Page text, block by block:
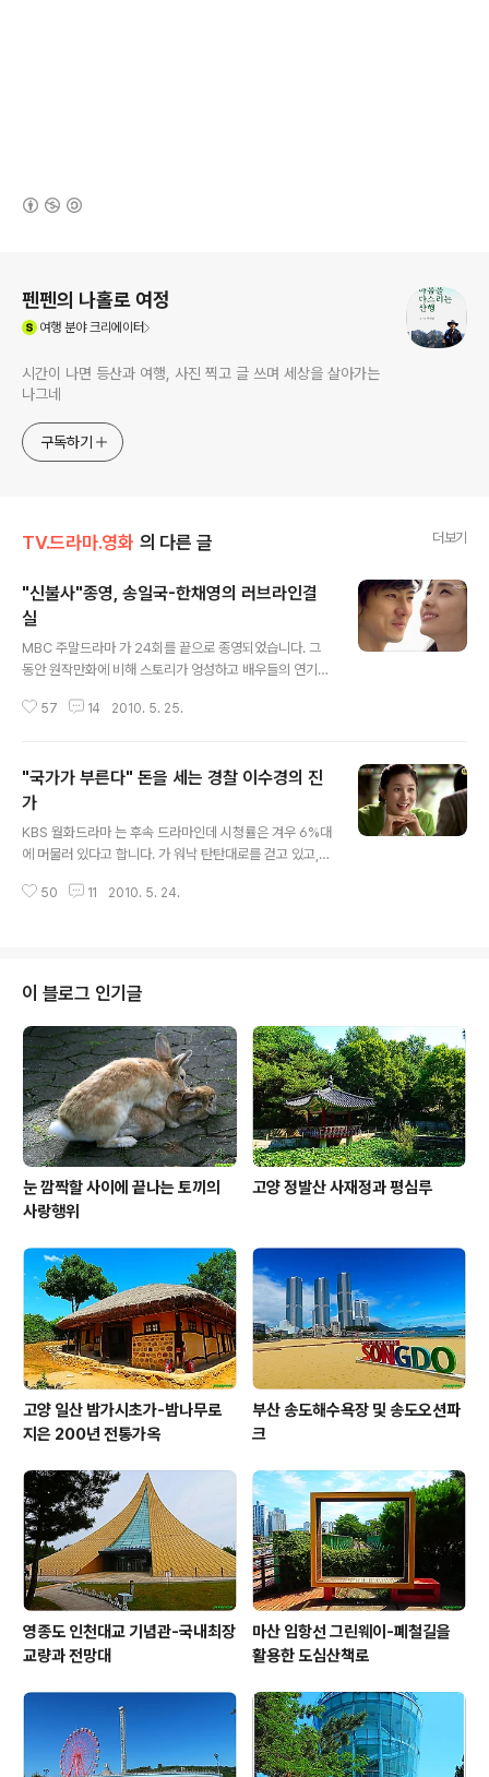
펜펜의 나홀로 여정
여행분야 크리에이터
시간이 나면 등산과 여행, 사진 찍고 글 쓰며 세상을 살아가는
나그네
구독하기
TV.드라마.영화 의 다른 글 더보기
"신불사"종영, 송일국-한채영의 러브라인결
실
MBC 주말드라마 가 24회를 끝으로 종영되었습니다. 그
동안 원작만화에 비해 스토리가 엉성하고 배우들의 연기가
끝에 우리사회에 권선징악적인 메시지를 던진 채 마무리되
장 안타까운 죽음은 최강타(마이클 킹, 피터팬/송읽구 분)
의 헤어진 여동생 서미수 형사(본명 최강희/추자연 분)입니
다. ▲ 아버지를 배신하고 정의의 편에 섰다 음독한 장미
장미(유인영 분)는 최강타의 아버지를 죽인 4인방 중 한 명
인 용비그룹 장용 회장(정한용 분)의 딸입니다. 강타가 마
이클이란 이름으로 나타나 용비그룹과 합작사업을 추진할
57 14 2010. 5. 25.
"국가가 부른다" 돈을 세는 경찰 이수경의 진
가
KBS 월화드라마 는 후속 드라마인데 시청률은 겨우 6%대
에 머물러 있다고 합니다. 가 워낙 탄탄대로를 걷고 있고,
동이 때문에 본방사수는 못하고 다시 보기를 하고 있는데
인물인지 볼까요. KBS 홈페이지의 등장인물란을 인용합니
다. 『"나랏돈이 곧 내 돈" 이란 좌우명을 몸소 실천하는 대
한민국 9급 순경. 모든 집안 물품은 지구대 생필품으로 해
결하고, 서로 좋은 게 좋은 거라는 상부상조 정신을 되새기
며 사사로운 민원을 개인적으로 해결해주고 개평을 받는
다. 불리한 말은 무시하지만 ..
50 11 2010. 5. 24.
이 블로그 인기글
눈 깜짝할 사이에 끝나는 토끼의
사랑행위
고양 정발산 사재정과 평심루
고양 일산 밤가시초가-밤나무로
지은 200년 전통가옥
부산 송도해수욕장 및 송도오션파
크
영종도 인천대교 기념관-국내최장
교량과 전망대
마산 임항선 그린웨이-폐철길을
활용한 도심산책로